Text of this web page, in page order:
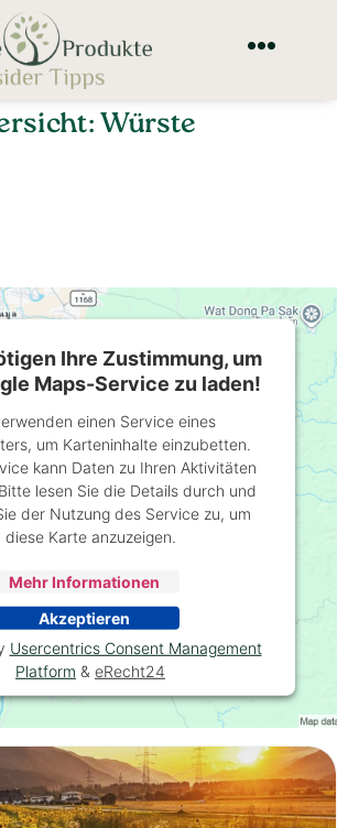
Würste
Ihre Zustimmung, um
Maps-Service zu laden!
einen Service eines
um Karteninhalte einzubetten.
kann Daten zu Ihren Aktivitäten
lesen Sie die Details durch und
der Nutzung des Service zu, um
diese Karte anzuzeigen.
Mehr Informationen
Akzeptieren
Usercentrics Consent Management
Platform & eRecht24